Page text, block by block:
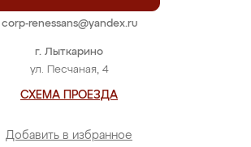
г. Лыткарино
ул. Песчаная, 4
СХЕМА ПРОЕЗДА
Добавить в избранное
corp-renessans@yandex.ru